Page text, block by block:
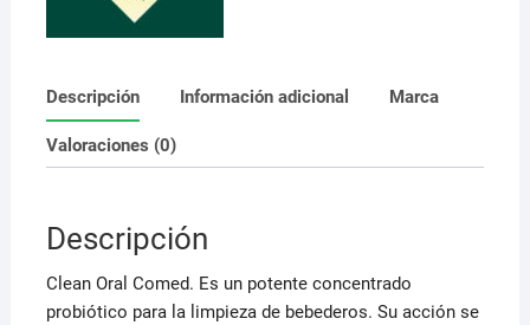
Descripción Información adicional Marca
Valoraciones (0)
Descripción
Clean Oral Comed. Es un potente concentrado
probiótico para la limpieza de bebederos. Su acción se